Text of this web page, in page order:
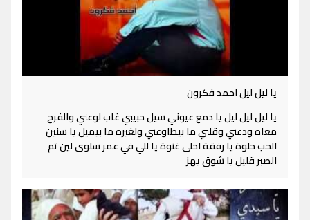
يا ليل ليل احمد فكرون
يا ليل ليل ليل يا دمع عيوني سيل حبيبي غاب لوعني والفرح
معاه ودعني وقلبي ما بيطاوعني ولغيره ما بيميل يا سنين
الحب حلوة يا رفقة احلى غنوة يا للي في عمر سلوى لين تم
الصبر قليل يا شوق يهز